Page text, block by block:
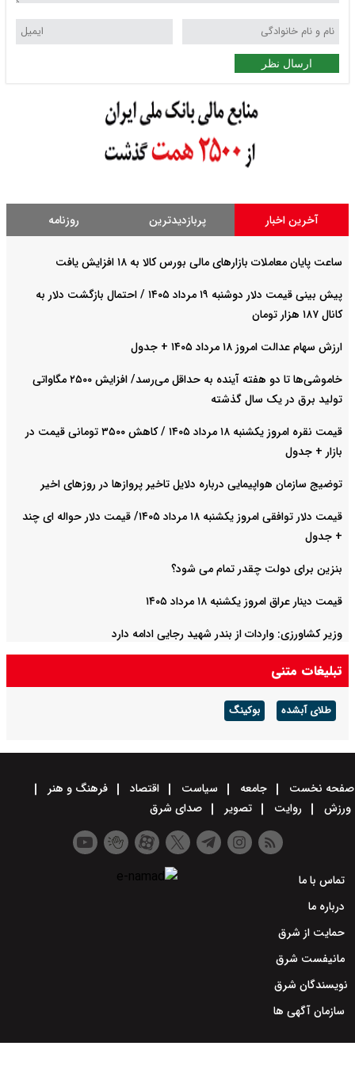
ارسال نظر
آخرین اخبار پربازدیدترین روزنامه
ساعت پایان معاملات بازارهای مالی بورس کالا به ۱۸ افزایش یافت
پیش‌ بینی قیمت دلار دوشنبه ۱۹ مرداد ۱۴۰۵ / احتمال بازگشت دلار به
کانال ۱۸۷ هزار تومان
ارزش سهام عدالت امروز ۱۸ مرداد ۱۴۰۵ + جدول
خاموشی‌ها تا دو هفته آینده به حداقل می‌رسد/ افزایش ۲۵۰۰ مگاواتی
تولید برق در یک سال گذشته
قیمت نقره امروز یکشنبه ۱۸ مرداد ۱۴۰۵ / کاهش ۳۵۰۰ تومانی قیمت در
بازار + جدول
توضیج سازمان هواپیمایی درباره دلایل تاخیر پروازها در روزهای اخیر
قیمت دلار توافقی امروز یکشنبه ۱۸ مرداد ۱۴۰۵/ قیمت دلار حواله ای چند
+ جدول
بنزین برای دولت چقدر تمام می شود؟
قیمت دینار عراق امروز یکشنبه ۱۸ مرداد ۱۴۰۵
وزیر کشاورزی: واردات از بندر شهید رجایی ادامه دارد
تبلیغات متنی
طلای آبشده بوکینگ
صفحه نخست جامعه سیاست اقتصاد
فرهنگ و هنر
ورزش
روایت تصویر صدای شرق
تماس با ما
درباره ما
حمایت از شرق
مانیفست شرق
نویسندگان شرق
سازمان آگهی ها